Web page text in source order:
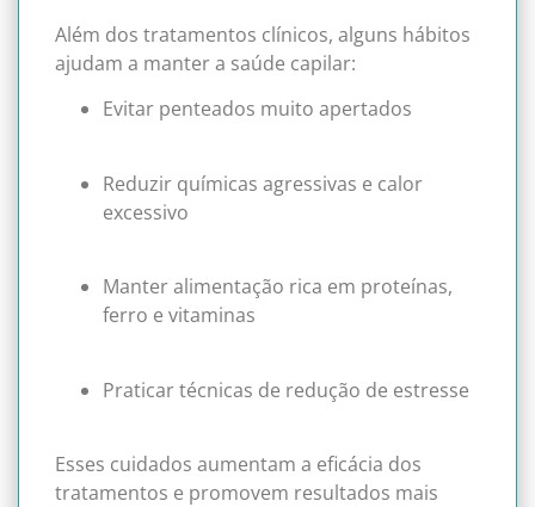
Além dos tratamentos clínicos, alguns hábitos
ajudam a manter a saúde capilar:
Evitar penteados muito apertados
Reduzir químicas agressivas e calor
excessivo
Manter alimentação rica em proteínas,
ferro e vitaminas
Praticar técnicas de redução de estresse
Esses cuidados aumentam a eficácia dos
tratamentos e promovem resultados mais